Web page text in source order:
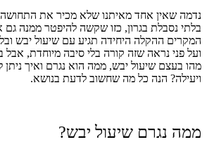
נדמה שאין אחד מאיתנו שלא מכיר את
בלתי נסבלת בגרון, כזו שקשה להיפטר ממנה
המקרים ההקלה היחידה תגיע עם שיעול יבש
ועל פני נראה שזה קורה בלי סיבה מיוחדת,
מהו בעצם שיעול יבש, ממה הוא נגרם ואיך ניתן
ויעילה? הנה כל מה שחשוב לדעת בנושא.
ממה נגרם שיעול יבש?